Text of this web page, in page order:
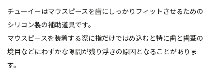
チューイーはマウスピースを歯にしっかりフィットさせるための
シリコン製の補助道具です。
マウスピースを装着する際に指だけではめ込むと特に歯と歯茎の
境目などにわずかな隙間が残り浮きの原因となることがありま
す。